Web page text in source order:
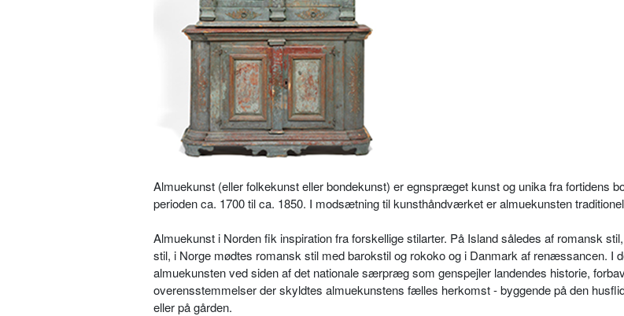
Almuekunst (eller folkekunst eller bondekunst) er egnspræget kunst og unika fra fortidens
perioden ca. 1700 til ca. 1850. I modsætning til kunsthåndværket er almuekunsten
Almuekunst i Norden fik inspiration fra forskellige stilarter. På Island således af romansk
stil, i Norge mødtes romansk stil med barokstil og rokoko og i Danmark af renæssancen. I
almuekunsten ved siden af det nationale særpræg som genspejler landendes historie,
overensstemmelser der skyldtes almuekunstens fælles herkomst - byggende på den
eller på gården.